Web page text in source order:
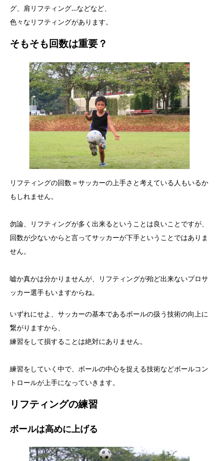
グ、肩リフティング…などなど、
色々なリフティングがあります。
そもそも回数は重要？
リフティングの回数＝サッカーの上手さと考えている人もいるか
もしれません。
勿論、リフティングが多く出来るということは良いことですが、
回数が少ないからと言ってサッカーが下手ということではありま
せん。
嘘か真かは分かりませんが、リフティングが殆ど出来ないプロサ
ッカー選手もいますからね。
いずれにせよ、サッカーの基本であるボールの扱う技術の向上に
繋がりますから、
練習をして損することは絶対にありません。
練習をしていく中で、ボールの中心を捉える技術などボールコン
トロールが上手になっていきます。
リフティングの練習
ボールは高めに上げる